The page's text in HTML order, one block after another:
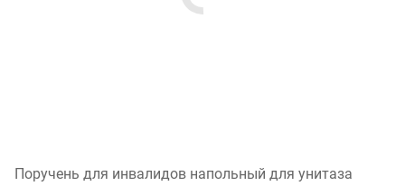
Поручень для инвалидов напольный для унитаза